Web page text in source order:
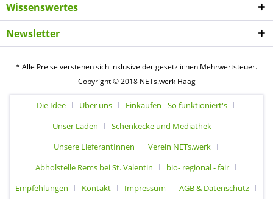
Wissenswertes
Newsletter
* Alle Preise verstehen sich inklusive der gesetzlichen Mehrwertsteuer.
Copyright © 2018 NETs.werk Haag
Die Idee Über uns
Einkaufen - So funktioniert's
Unser Laden
Schenkecke und Mediathek
Unsere LieferantInnen
Verein NETs.werk
Abholstelle Rems bei St. Valentin
bio- regional - fair
Empfehlungen
Kontakt Impressum AGB & Datenschutz